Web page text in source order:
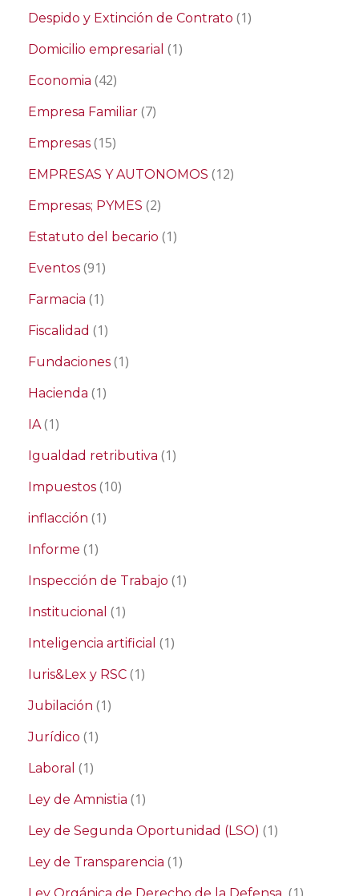
Despido y Extinción de Contrato (1)
Domicilio empresarial (1)
Economia (42)
Empresa Familiar (7)
Empresas (15)
EMPRESAS Y AUTONOMOS (12)
Empresas; PYMES (2)
Estatuto del becario (1)
Eventos (91)
Farmacia (1)
Fiscalidad (1)
Fundaciones (1)
Hacienda (1)
IA(1)
Igualdad retributiva (1)
Impuestos (10)
inflacción (1)
Informe (1)
Inspección de Trabajo (1)
Institucional (1)
Inteligencia artificial (1)
Iuris&Lex y RSC (1)
Jubilación (1)
Jurídico (1)
Laboral (1)
Ley de Amnistia (1)
Ley de Segunda Oportunidad (LSO) (1)
Ley de Transparencia (1)